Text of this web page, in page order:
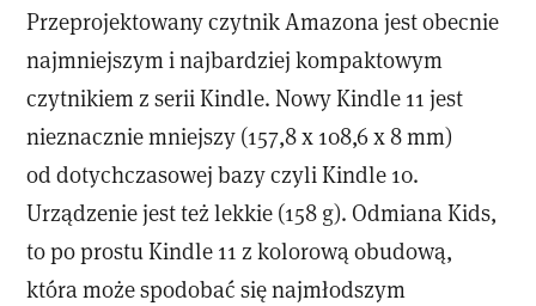
Przeprojektowany czytnik Amazona jest obecnie
najmniejszym i najbardziej kompaktowym
czytnikiem z serii Kindle. Nowy Kindle 11 jest
nieznacznie mniejszy (157,8 x 108,6 x 8 mm)
od dotychczasowej bazy czyli Kindle 10.
Urządzenie jest też lekkie (158 g). Odmiana Kids,
to po prostu Kindle 11 z kolorową obudową,
która może spodobać się najmłodszym